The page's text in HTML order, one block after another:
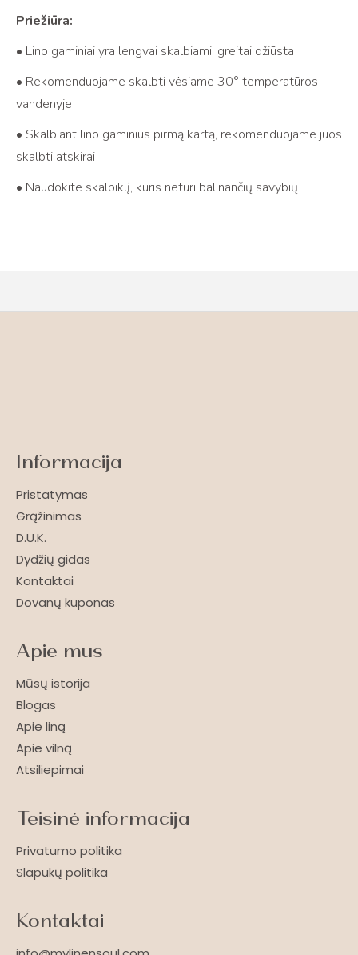
Priežiūra:
• Lino gaminiai yra lengvai skalbiami, greitai džiūsta
• Rekomenduojame skalbti vėsiame 30° temperatūros
vandenyje
• Skalbiant lino gaminius pirmą kartą, rekomenduojame juos
skalbti atskirai
• Naudokite skalbiklį, kuris neturi balinančių savybių
Informacija
Pristatymas
Grąžinimas
D.U.K.
Dydžių gidas
Kontaktai
Dovanų kuponas
Apie mus
Mūsų istorija
Blogas
Apie liną
Apie vilną
Atsiliepimai
Teisinė informacija
Privatumo politika
Slapukų politika
Kontaktai